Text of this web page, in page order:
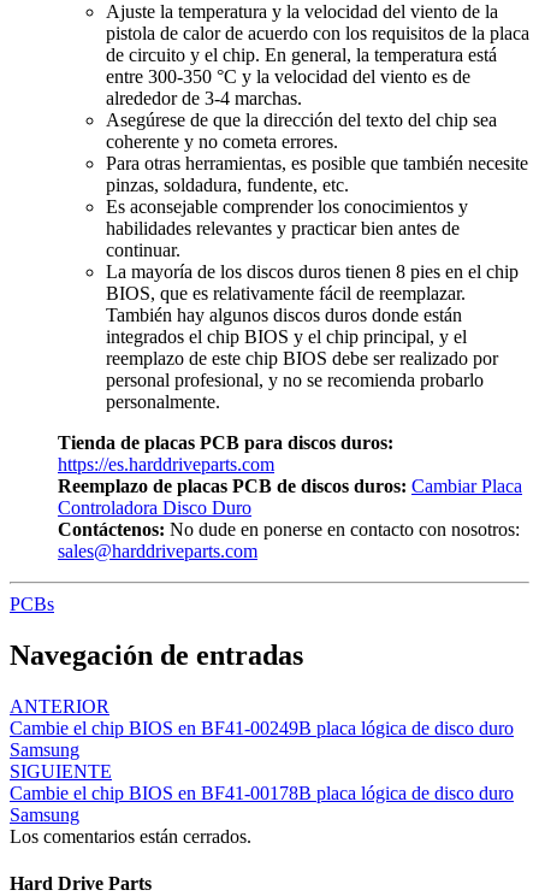
Ajuste la temperatura y la velocidad del viento de la
pistola de calor de acuerdo con los requisitos de la placa
de circuito y el chip. En general, la temperatura está
entre 300-350 °C y la velocidad del viento es de
alrededor de 3-4 marchas.
Asegúrese de que la dirección del texto del chip sea
coherente y no cometa errores.
Para otras herramientas, es posible que también necesite
pinzas, soldadura, fundente, etc.
Es aconsejable comprender los conocimientos y
habilidades relevantes y practicar bien antes de
continuar.
La mayoría de los discos duros tienen 8 pies en el chip
BIOS, que es relativamente fácil de reemplazar.
También hay algunos discos duros donde están
integrados el chip BIOS y el chip principal, y el
reemplazo de este chip BIOS debe ser realizado por
personal profesional, y no se recomienda probarlo
personalmente.
Tienda de placas PCB para discos duros:
https://es.harddriveparts.com
Reemplazo de placas PCB de discos duros: Cambiar Placa
Controladora Disco Duro
Contáctenos: No dude en ponerse en contacto con nosotros:
sales@harddriveparts.com
PCBs
Navegación de entradas
ANTERIOR
Cambie el chip BIOS en BF41-00249B placa lógica de disco duro
Samsung
SIGUIENTE
Cambie el chip BIOS en BF41-00178B placa lógica de disco duro
Samsung
Los comentarios están cerrados.
Hard Drive Parts